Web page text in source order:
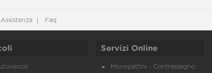
Assistenza Faq
Servizi Online
Monopattini - Contrassegno